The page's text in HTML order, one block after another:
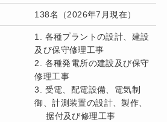
138名（2026年7月現在）
1. 各種プラントの設計、建設
及び保守修理工事
2. 各種発電所の建設及び保守
修理工事
3. 受電、配電設備、電気制
御、計測装置の設計、製作、
据付及び修理工事